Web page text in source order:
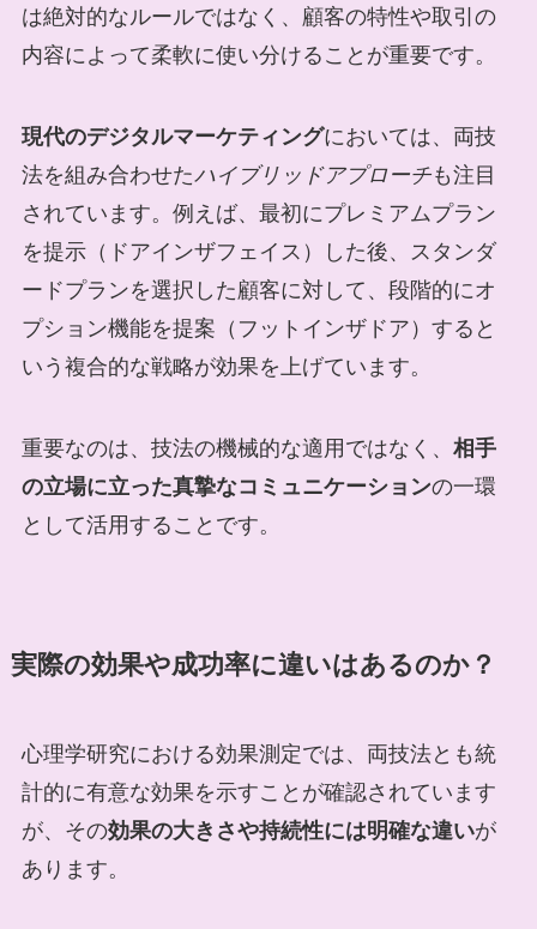
は絶対的なルールではなく、顧客の特性や取引の
内容によって柔軟に使い分けることが重要です。
現代のデジタルマーケティングにおいては、両技
法を組み合わせたハイブリッドアプローチも注目
されています。例えば、最初にプレミアムプラン
を提示（ドアインザフェイス）した後、スタンダ
ードプランを選択した顧客に対して、段階的にオ
プション機能を提案（フットインザドア）すると
いう複合的な戦略が効果を上げています。
重要なのは、技法の機械的な適用ではなく、 相手
の立場に立った真摯なコミュニケーションの一環
として活用することです。
実際の効果や成功率に違いはあるのか？
心理学研究における効果測定では、両技法とも統
計的に有意な効果を示すことが確認されています
が、その効果の大きさや持続性には明確な違いが
あります。